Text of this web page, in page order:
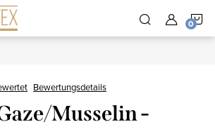
Bewertungsdetails
Musselin -